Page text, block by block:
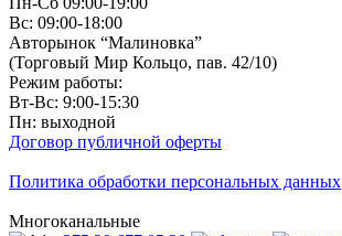
Вс: 09:00-18:00
Авторынок “Малиновка”
(Торговый Мир Кольцо, пав. 42/10)
Режим работы:
Вт-Вс: 9:00-15:30
Пн: выходной
Договор публичной оферты
Политика обработки персональных данных
Многоканальные